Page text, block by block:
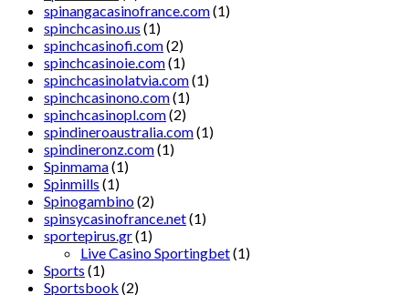
spinangacasinofrance.com(1)
spinchcasino.us (1)
spinchcasinofi.com(2)
spinchcasinoie.com(1)
spinchcasinolatvia.com(1)
spinchcasinono.com(1)
spinchcasinopl.com(2)
spindineroaustralia.com(1)
spindineronz.com(1)
Spinmama(1)
Spinmills (1)
Spinogambino(2)
spinsycasinofrance.net(1)
sportepirus.gr(1)
Live Casino Sportingbet(1)
Sports (1)
Sportsbook (2)